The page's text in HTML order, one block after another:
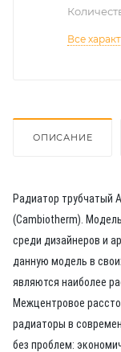
Все
ОПИСАНИЕ
Радиатор трубчатый
(Cambiotherm).
среди дизайнеров и
данную модель в
являются наиболее
Межцентровое
радиаторы в
без проблем: